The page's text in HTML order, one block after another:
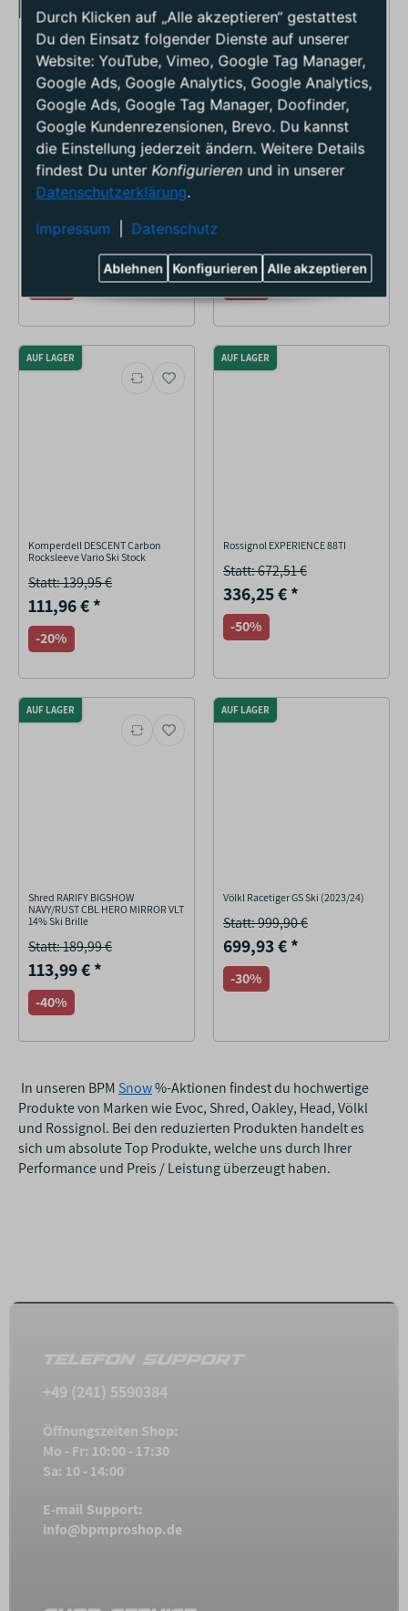
Hestra Women's Fall Line Mitt Ski
Statt: 123,53 €
55,95 €*
-20%
AUF LAGER
Komperdell DESCENT Carbon
Rocksleeve Vario Ski Stock
Statt: 139,95 €
111,96 €*
-20%
AUF LAGER
Rossignol EXPERIENCE 88TI
Statt: 672,51 €
336,25 €*
-50%
AUF LAGER
Shred RARIFY BIGSHOW
NAVY/RUST CBL HERO MIRROR VLT
14% Ski Brille
Statt: 189,99 €
113,99 €*
-40%
AUF LAGER
Völkl Racetiger GS Ski (2023/24)
Statt: 999,90 €
699,93 €*
-30%
In unseren BPM Snow%-Aktionen findest du hochwertige
Produkte von Marken wie Evoc, Shred, Oakley, Head, Völkl
und Rossignol. Bei den reduzierten Produkten handelt es
sich um absolute Top Produkte, welche uns durch Ihrer
Performance und Preis / Leistung überzeugt haben.
TELEFON SUPPORT
+49 (241) 5590384
Öffnungszeiten Shop:
Mo - Fr: 10:00 - 17:30
Sa: 10 - 14:00
E-mail Support:
info@bpmproshop.de
Durch Klicken auf „Alle akzeptieren“ gestattest
Du den Einsatz folgender Dienste auf unserer
Website: YouTube, Vimeo, Google Tag Manager,
Google Ads, Google Analytics, Google Analytics,
Google Ads, Google Tag Manager, Doofinder,
Google Kundenrezensionen, Brevo. Du kannst
die Einstellung jederzeit ändern. Weitere Details
findest Du unter Konfigurierenund in unserer
Datenschutzerklärung.
Impressum
Datenschutz
Alle akzeptieren
Konfigurieren
Ablehnen